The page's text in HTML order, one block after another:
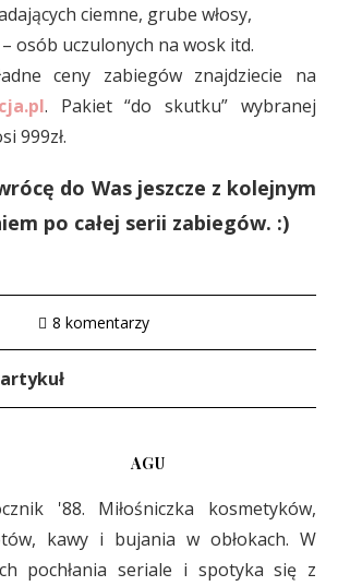
ciemne, grube włosy,
osób uczulonych na wosk itd.
ceny zabiegów znajdziecie na
. Pakiet “do skutku” wybranej
999zł.
do Was jeszcze z kolejnym
po całej serii zabiegów. :)
8 komentarzy
AGU
'88. Miłośniczka kosmetyków,
kawy i bujania w obłokach. W
pochłania seriale i spotyka się z